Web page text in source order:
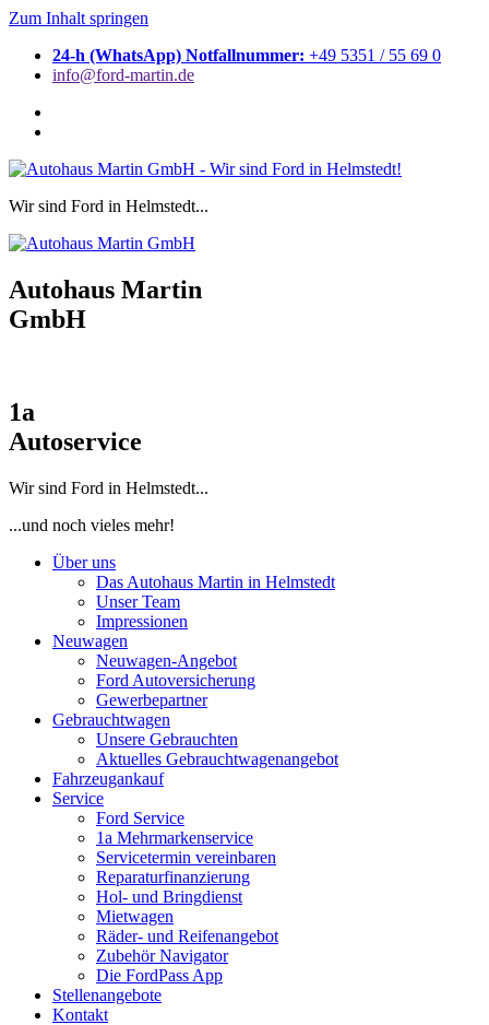
Zum Inhalt springen
24-h (WhatsApp) Notfallnummer: +49 5351 / 55 69 0
info@ford-martin.de
Wir sind Ford in Helmstedt...
Autohaus Martin
GmbH
1a
Autoservice
Wir sind Ford in Helmstedt...
...und noch vieles mehr!
Über uns
Das Autohaus Martin in Helmstedt
Unser Team
Impressionen
Neuwagen
Neuwagen-Angebot
Ford Autoversicherung
Gewerbepartner
Gebrauchtwagen
Unsere Gebrauchten
Aktuelles Gebrauchtwagenangebot
Fahrzeugankauf
Service
Ford Service
1a Mehrmarkenservice
Servicetermin vereinbaren
Reparaturfinanzierung
Hol- und Bringdienst
Mietwagen
Räder- und Reifenangebot
Zubehör Navigator
Die FordPass App
Stellenangebote
Kontakt